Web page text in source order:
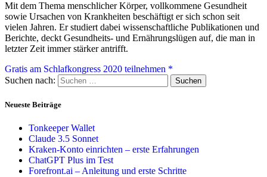
Mit dem Thema menschlicher Körper, vollkommene Gesundheit
sowie Ursachen von Krankheiten beschäftigt er sich schon seit
vielen Jahren. Er studiert dabei wissenschaftliche Publikationen und
Berichte, deckt Gesundheits- und Ernährungslügen auf, die man in
letzter Zeit immer stärker antrifft.
Gratis am Schlafkongress 2020 teilnehmen *
Suchen nach:
Neueste Beiträge
Tonkeeper Wallet
Claude 3.5 Sonnet
Kraken-Konto einrichten – erste Erfahrungen
ChatGPT Plus im Test
Forefront.ai – Anleitung und erste Schritte